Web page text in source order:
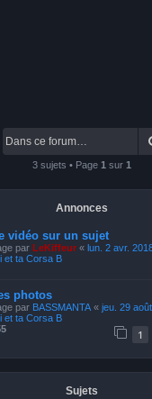
3 sujets • Page 1 sur 1
Annonces
vidéo sur un sujet
par LeKiffeur « lun. 2 avr.
et ta Corsa B
photos
par BASSMANTA « jeu. 29
et ta Corsa B
1
Sujets